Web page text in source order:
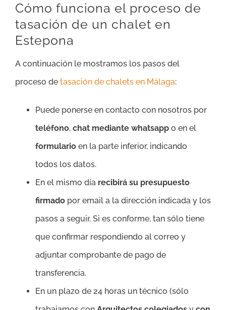
Cómo funciona el proceso de
tasación de un chalet en
Estepona
A continuación le mostramos los pasos del
proceso de tasación de chalets en Málaga:
Puede ponerse en contacto con nosotros por
teléfono, chat mediante whatsapp o en el
formulario en la parte inferior, indicando
todos los datos.
En el mismo día recibirá su presupuesto
firmado por email a la dirección indicada y los
pasos a seguir. Si es conforme, tan sólo tiene
que confirmar respondiendo al correo y
adjuntar comprobante de pago de
transferencia.
En un plazo de 24 horas un técnico (sólo